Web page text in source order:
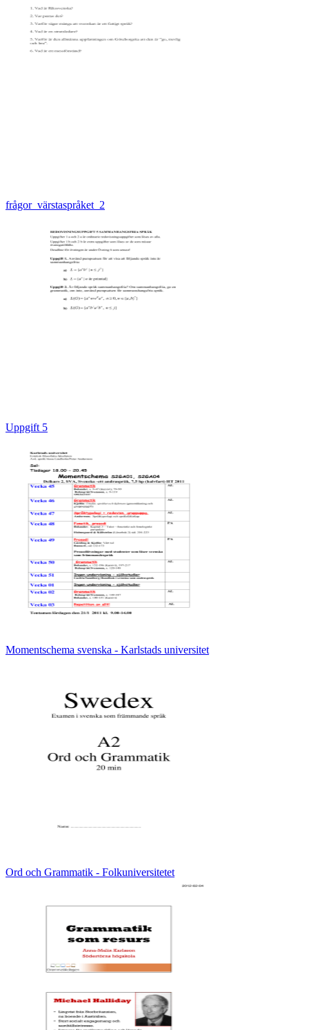
frågor_värstaspråket_2
Uppgift 5
Momentschema svenska - Karlstads universitet
Ord och Grammatik - Folkuniversitetet